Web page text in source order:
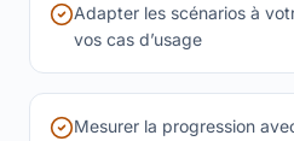
Adapter les scénarios à
vos cas d’usage
Mesurer la progression